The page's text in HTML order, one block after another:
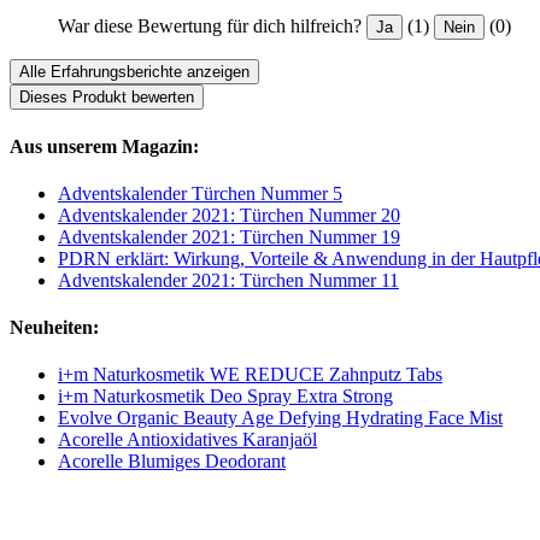
War diese Bewertung für dich hilfreich? Ja (1) Nein (0)
Alle Erfahrungsberichte anzeigen
Dieses Produkt bewerten
Aus unserem Magazin:
Adventskalender Türchen Nummer 5
Adventskalender 2021: Türchen Nummer 20
Adventskalender 2021: Türchen Nummer 19
PDRN erklärt: Wirkung, Vorteile & Anwendung in der
Adventskalender 2021: Türchen Nummer 11
Neuheiten:
i+m Naturkosmetik WE REDUCE Zahnputz Tabs
i+m Naturkosmetik Deo Spray Extra Strong
Evolve Organic Beauty Age Defying Hydrating Face Mist
Acorelle Antioxidatives Karanjaöl
Acorelle Blumiges Deodorant